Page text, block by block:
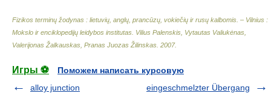
Fizikos terminų žodynas : lietuvių, anglų, prancūzų, vokiečių ir rusų kalbomis. – Vilnius :
Mokslo ir enciklopedijų leidybos institutas Vilius Palenskis, Vytautas Valiukėnas,
Valerijonas Žalkauskas, Pranas Juozas Žilinskas 2007.
Игры ⚽
Поможем написать курсовую
alloy junction
eingeschmelzter Übergang